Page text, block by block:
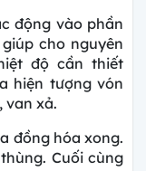
động vào phần
cho nguyên
độ cần thiết
hiện tượng vón
van xả.
đồng hóa xong.
Cuối cùng